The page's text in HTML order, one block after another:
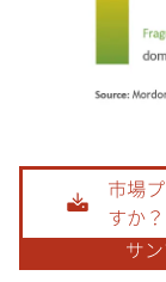
画像 © Mordor